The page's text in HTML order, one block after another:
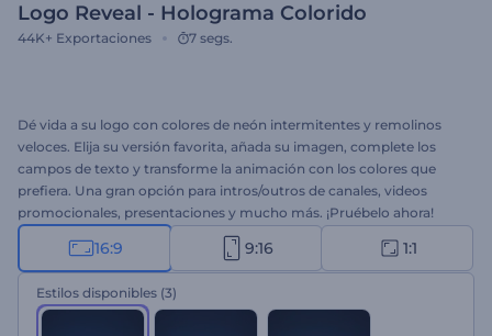
Logo Reveal - Holograma Colorido
44K+ Exportaciones 7 segs.
Dé vida a su logo con colores de neón intermitentes y remolinos
veloces. Elija su versión favorita, añada su imagen, complete los
campos de texto y transforme la animación con los colores que
prefiera. Una gran opción para intros/outros de canales, videos
promocionales, presentaciones y mucho más. ¡Pruébelo ahora!
16:9 9:16 1:1
Estilos disponibles (3)